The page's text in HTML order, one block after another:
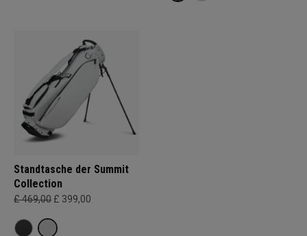
Standtasche der Summit
Collection
£ 469,00 £ 399,00